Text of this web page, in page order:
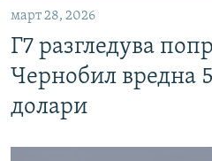
март 28, 2026
Г7 разгледува
Чернобил вредна
долари